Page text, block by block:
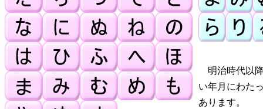
明治時代以
い年月にわた
あります。